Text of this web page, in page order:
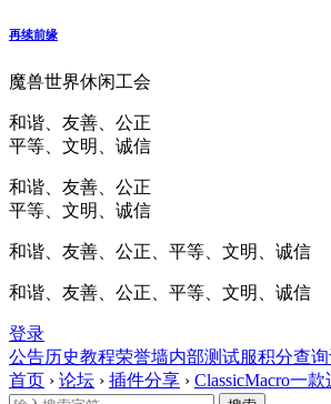
再续前缘
魔兽世界休闲工会
和谐、友善、公正
平等、文明、诚信
和谐、友善、公正
平等、文明、诚信
和谐、友善、公正、平等、文明、诚信
和谐、友善、公正、平等、文明、诚信
登录
公告历史教程荣誉墙内部测试服积分查询
首页 › 论坛 › 插件分享 › ClassicMacro一